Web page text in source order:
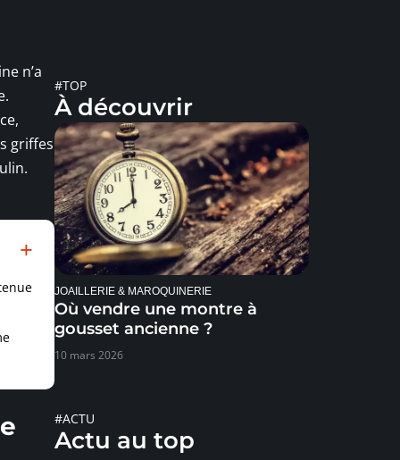
n’a
griffes
#TOP
À découvrir
JOAILLERIE & MAROQUINERIE
Où vendre une montre à
gousset ancienne ?
10 mars 2026
#ACTU
Actu au top